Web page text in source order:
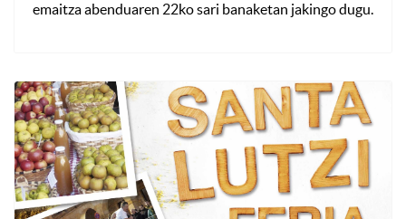
emaitza abenduaren 22ko sari banaketan jakingo dugu.